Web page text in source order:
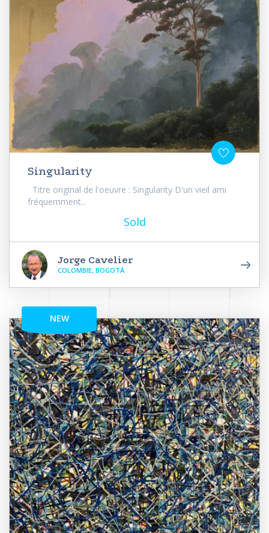
Singularity
Titre original de l'oeuvre : Singularity D'un vieil ami
fréquemment...
Sold
Jorge Cavelier
COLOMBIE, BOGOTÁ
NEW